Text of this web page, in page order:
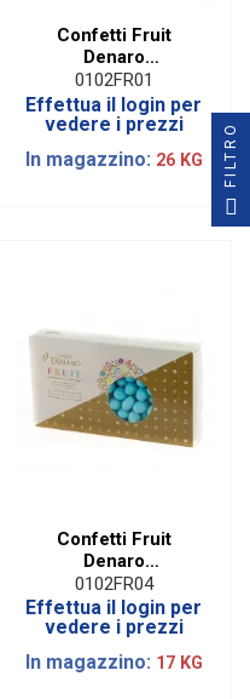
Confetti Fruit
Denaro
Cioccomandorla
Alla Frutta Senza
Glutine Bianco|1 KG
0102FR01
Effettua il login per
vedere i prezzi
In magazzino: 26 KG
Confetti Fruit
Denaro
Cioccomandorla
Alla Frutta Senza
Glutine Celeste|1 KG
0102FR04
Effettua il login per
vedere i prezzi
In magazzino: 17 KG
FILTRO